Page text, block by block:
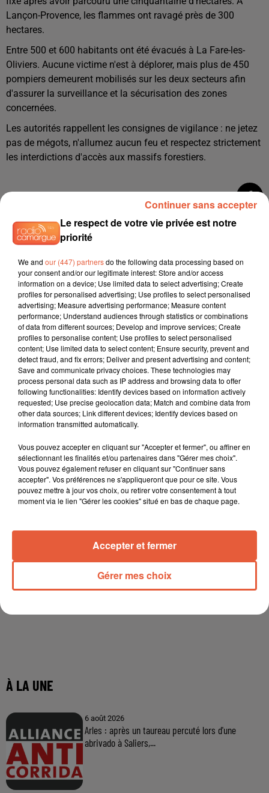
Lançon-Provence, les flammes ont ravagé près de 300
hectares.
Entre 500 et 600 habitants ont été évacués à La Fare-les-
Oliviers. Aucune victime n'est à déplorer, mais plus de 450
pompiers demeurent mobilisés sur les deux secteurs afin
d'assurer la surveillance et la sécurisation des zones
concernées.
Les autorités rappellent les consignes de vigilance : ne jetez
pas de mégots, n'allumez aucun feu et respectez strictement
les interdictions d'accès aux massifs forestiers.
À LA UNE
6 août 2026
Arles : après un taureau percuté lors d'une
abrivado à Saliers,...
Le respect de votre vie privée est notre
priorité
We and our (447) partnersdo the following data processing based on
your consent and/or our legitimate interest: Store and/or access
information on a device; Use limited data to select advertising; Create
profiles for personalised advertising; Use profiles to select personalised
advertising; Measure advertising performance; Measure content
performance; Understand audiences through statistics or combinations
of data from different sources; Develop and improve services; Create
profiles to personalise content; Use profiles to select personalised
content; Use limited data to select content; Ensure security, prevent and
detect fraud, and fix errors; Deliver and present advertising and content;
Save and communicate privacy choices. These technologies may
process personal data such as IP address and browsing data to offer
following functionalities: Identify devices based on information actively
requested; Use precise geolocation data; Match and combine data from
other data sources; Link different devices; Identify devices based on
information transmitted automatically.
Vous pouvez accepter en cliquant sur "Accepter et fermer", ou affiner en
sélectionnant les finalités et/ou partenaires dans "Gérer mes choix".
Vous pouvez également refuser en cliquant sur "Continuer sans
accepter". Vos préférences ne s'appliqueront que pour ce site. Vous
pouvez mettre à jour vos choix, ou retirer votre consentement à tout
moment via le lien "Gérer les cookies" situé en bas de chaque page.
Gérer mes choix
Accepter et fermer
Continuer sans accepter